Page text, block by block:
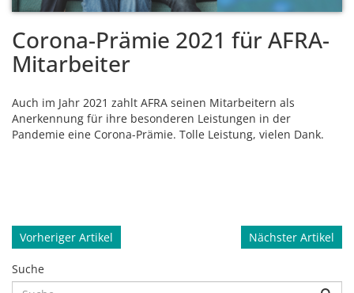
Corona-Prämie 2021 für AFRA-
Mitarbeiter
Auch im Jahr 2021 zahlt AFRA seinen Mitarbeitern als
Anerkennung für ihre besonderen Leistungen in der
Pandemie eine Corona-Prämie. Tolle Leistung, vielen Dank.
Beitragsnavigation
Vorheriger Artikel Nächster Artikel
Suche